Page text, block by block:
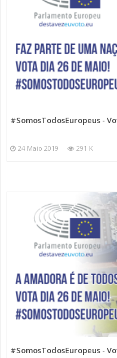
#SomosTodosEuropeus -
24 Maio 2019 291 K
#SomosTodosEuropeus -